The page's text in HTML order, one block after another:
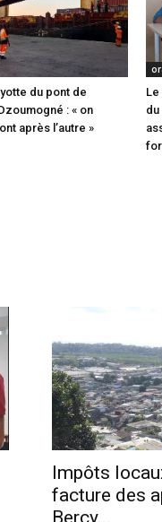
du pont de
: « on
après l’autre »
Impôts
facture des
Bercy...